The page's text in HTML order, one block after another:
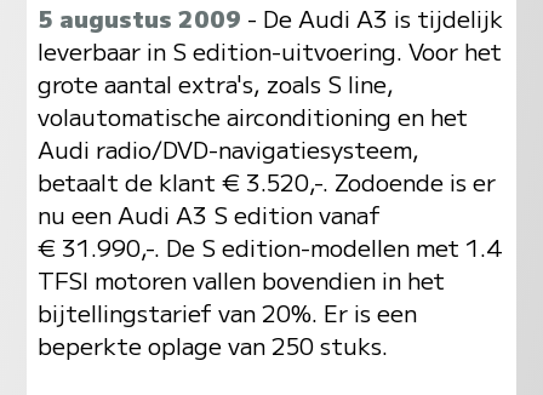
5 augustus 2009 - De Audi A3 is tijdelijk
leverbaar in S edition-uitvoering. Voor het
grote aantal extra's, zoals S line,
volautomatische airconditioning en het
Audi radio/DVD-navigatiesysteem,
betaalt de klant € 3.520,-. Zodoende is er
nu een Audi A3 S edition vanaf
€ 31.990,-. De S edition-modellen met 1.4
TFSI motoren vallen bovendien in het
bijtellingstarief van 20%. Er is een
beperkte oplage van 250 stuks.